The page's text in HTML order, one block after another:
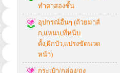
ทำตาสองชั้น
อุปกรณ์อื่นๆ (ถ้วยมาส์
ก,แหนบ,ที่หนีบ
ดั้ง,ฝักบัว,แปรงขัดนวด
หน้า)
กระเป๋า/กล่อง/ถุง